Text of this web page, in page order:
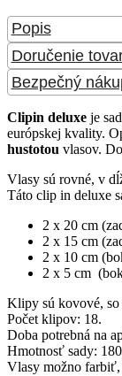
Popis
Doručenie
Bezpečný
Clipin deluxe je
európskej kvality.
hustotou vlasov.
Vlasy sú rovné, v
Táto clip in deluxe
2 x 20 cm
2 x 15 cm
2 x 10 cm
2 x 5 cm
Klipy sú kovové,
Počet klipov: 18.
Doba potrebná na
Hmotnosť sady:
Vlasy možno